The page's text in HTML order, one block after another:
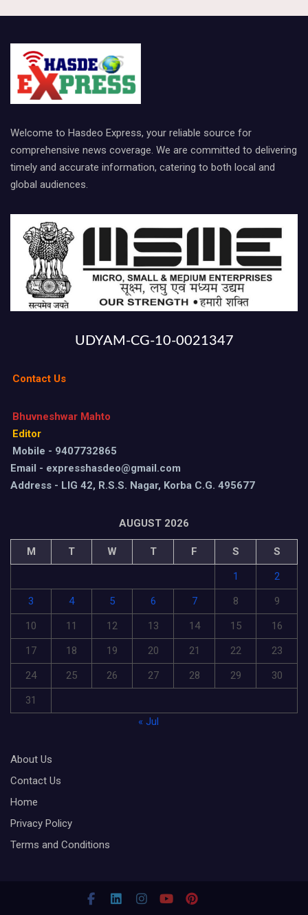
Welcome to Hasdeo Express, your reliable source for
comprehensive news coverage. We are committed to delivering
timely and accurate information, catering to both local and
global audiences.
UDYAM-CG-10-0021347
Contact Us
Bhuvneshwar Mahto
Editor
Mobile - 9407732865
Email - expresshasdeo@gmail.com
Address - LIG 42, R.S.S. Nagar, Korba C.G. 495677
AUGUST 2026
M T W T F S
S
1
2
3
4 5 6 7 8
9
10
11 12 13 14 15
16
17
18 19 20 21 22
23
24
25 26 27 28 29
30
31
« Jul
About Us
Contact Us
Home
Privacy Policy
Terms and Conditions